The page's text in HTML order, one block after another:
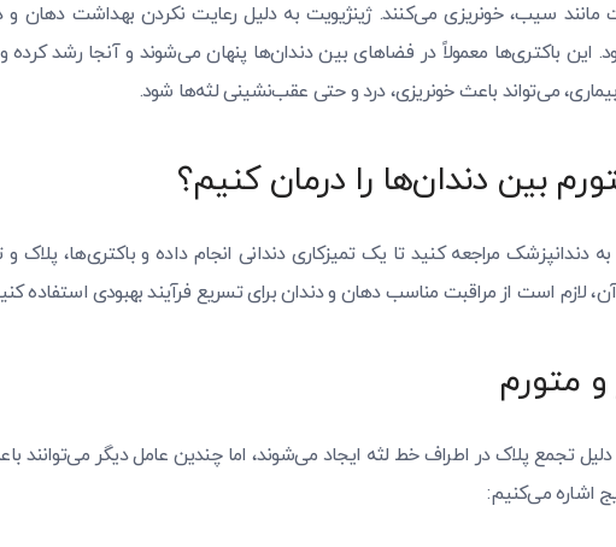
سیب، خونریزی می‌کنند. ژینژیویت به دلیل رعایت نکردن بهداشت دهان و
این باکتری‌ها معمولاً در فضاهای بین دندان‌ها پنهان می‌شوند و آنجا رشد کرده
می‌تواند باعث خونریزی، درد و حتی عقب‌نشینی لثه‌ها شود.
بین دندان‌ها را درمان کنیم؟
دندانپزشک مراجعه کنید تا یک تمیزکاری دندانی انجام داده و باکتری‌ها، پلاک و
لازم است از مراقبت مناسب دهان و دندان برای تسریع فرآیند بهبودی استفاده
متورم
دلیل تجمع پلاک در اطراف خط لثه ایجاد می‌شوند، اما چندین عامل دیگر می‌توانند
اشاره می‌کنیم: